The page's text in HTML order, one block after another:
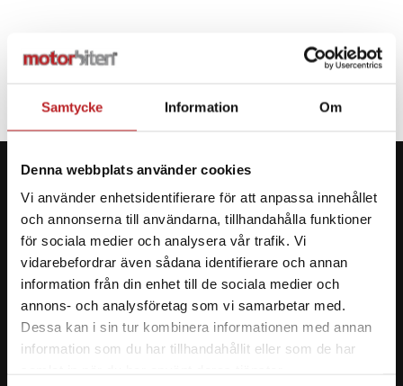
Samtycke Information Om
Denna webbplats använder cookies
Vi använder enhetsidentifierare för att anpassa innehållet
och annonserna till användarna, tillhandahålla funktioner
för sociala medier och analysera vår trafik. Vi
vidarebefordrar även sådana identifierare och annan
information från din enhet till de sociala medier och
annons- och analysföretag som vi samarbetar med.
Dessa kan i sin tur kombinera informationen med annan
information som du har tillhandahållit eller som de har
KONTAKTA OSS PÅ MOTORBITEN
Ångra mitt köp
Org. nummer: 5566689278
023-13366